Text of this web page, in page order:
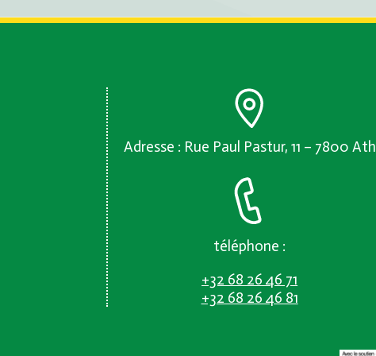
Adresse : Rue Paul Pastur, 11 – 7800 Ath
téléphone :
+32 68 26 46 71
+32 68 26 46 81